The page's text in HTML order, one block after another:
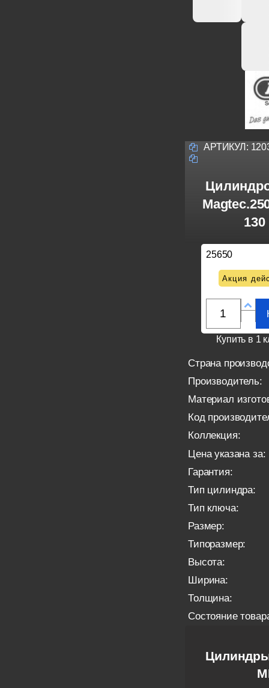
АРТИКУЛ:
25650
Акция
Купить в 1
Страна
Производитель:
Материал
Код
Коллекция:
Цена указана за:
Гарантия:
Тип цилиндра:
Тип ключа:
Размер:
Типоразмер:
Высота:
Ширина:
Толщина:
Состояние
Цилиндры